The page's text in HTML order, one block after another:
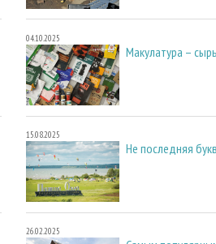
04.10.2025
Макулатура –
15.08.2025
Не последняя
26.02.2025